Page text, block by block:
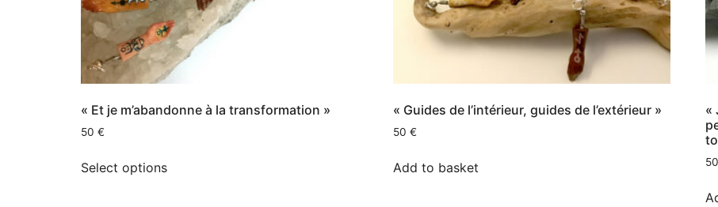
« Et je m’abandonne à la transformation »
50 €
Select options
« Guides de l’intérieur, guides de l’extérieur »
50 €
Add to basket
«
50